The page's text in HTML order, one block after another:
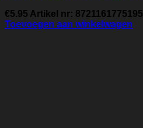
€5.95 Artikel nr: 8721161775195
Toevoegen aan winkelwagen